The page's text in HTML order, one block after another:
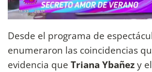
Desde el programa de
enumeraron las coincidencias
evidencia que Triana Ybañezy